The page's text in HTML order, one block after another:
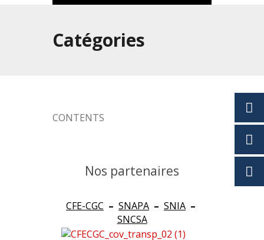
Catégories
CONTENTS
Nos partenaires
CFE-CGC – SNAPA – SNIA –
SNCSA